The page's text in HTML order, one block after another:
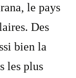
le pays
Des
bien la
les plus